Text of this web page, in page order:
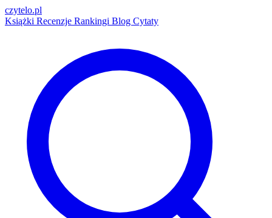
czytelo.pl
Książki Recenzje Rankingi Blog Cytaty